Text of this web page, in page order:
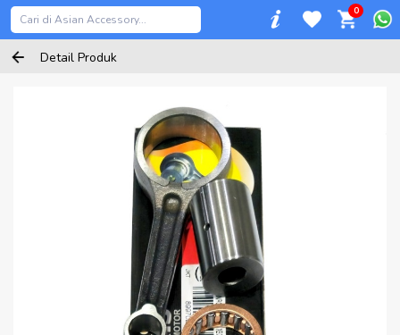
0
Detail Produk